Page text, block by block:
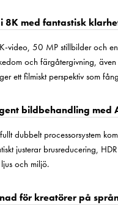
8K med fantastisk
video, 50 MP stillbilder och
och färgåtergivning,
ett filmiskt perspektiv som
bildbehandling med
dubbelt processorsystem
justerar brusreducering,
och miljö.
för kreatörer på